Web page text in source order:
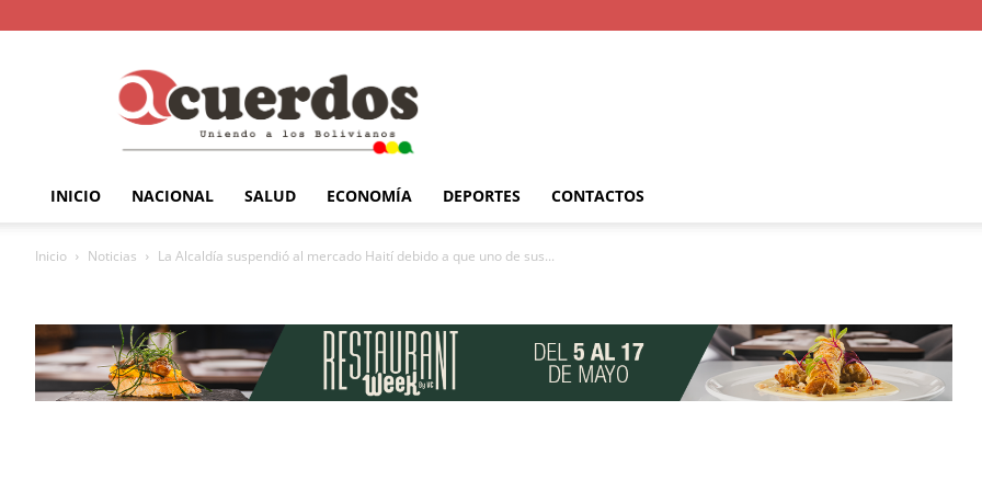
INICIO NACIONAL SALUD ECONOMÍA DEPORTES CONTACTOS
Inicio Noticias La Alcaldía suspendió al mercado Haití debido a que uno de sus...